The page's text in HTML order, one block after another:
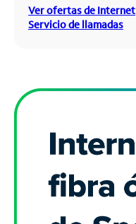
Ver ofertas de Internet
Servicio de llamadas